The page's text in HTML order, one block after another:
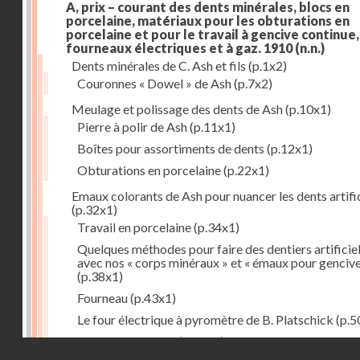
A, prix – courant des dents minérales, blocs en
porcelaine, matériaux pour les obturations en
porcelaine et pour le travail à gencive
fourneaux électriques et à gaz. 1910(n.n.)
Dents minérales de C. Ash et fils (p.1x2)
Couronnes « Dowel » de Ash(p.7x2)
Meulage et polissage des dents de Ash(p.10x1)
Pierre à polir de Ash(p.11x1)
Boîtes pour assortiments de dents (p.12x1)
Obturations en porcelaine(p.22x1)
Emaux colorants de Ash pour nuancer les dents
(p.32x1)
Travail en porcelaine(p.34x1)
Quelques méthodes pour faire des dentiers
avec nos « corps minéraux » et « émaux pour
(p.38x1)
Fourneau(p.43x1)
Le four électrique à pyromètre de B. Platschick
Pyromètre de Ash(p.53x1)